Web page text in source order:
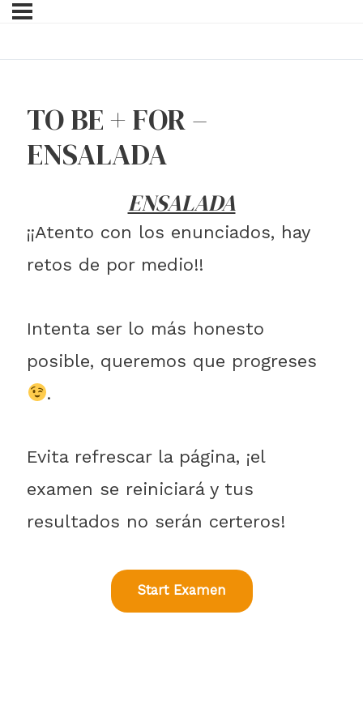
TO BE + FOR –
ENSALADA
ENSALADA
¡¡Atento con los enunciados, hay
retos de por medio!!
Intenta ser lo más honesto
posible, queremos que progreses
.
Evita refrescar la página, ¡el
examen se reiniciará y tus
resultados no serán certeros!